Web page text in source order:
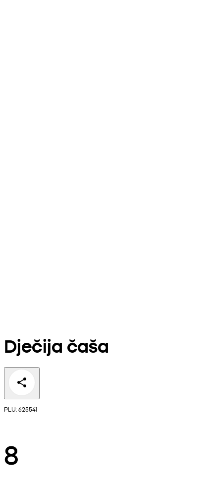
Dječija čaša
PLU: 625541
8